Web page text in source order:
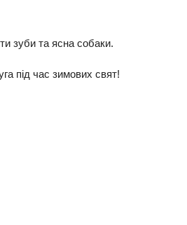
зуби та ясна собаки.
під час зимових свят!